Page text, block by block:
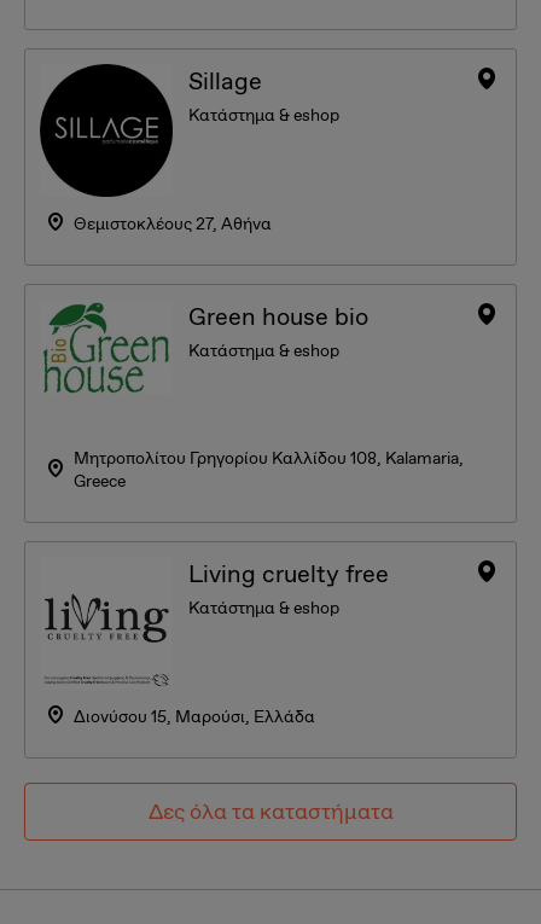
Sillage
Κατάστημα & eshop
Θεμιστοκλέους 27, Αθήνα
Green house bio
Κατάστημα & eshop
Μητροπολίτου Γρηγορίου Καλλίδου 108, Kalamaria,
Greece
Living cruelty free
Κατάστημα & eshop
Διονύσου 15, Μαρούσι, Ελλάδα
Δες όλα τα καταστήματα